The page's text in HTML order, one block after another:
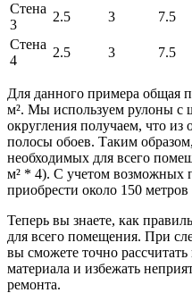
Стена
3
2.5 3 7.5
Стена
4
2.5 3 7.5
Для данного примера общая
м². Мы используем рулоны с
округления получаем, что
полосы обоев. Таким
необходимых для всего
м² * 4). С учетом возможных
приобрести около 150 метров
Теперь вы знаете, как
для всего помещения. При
вы сможете точно
материала и избежать
ремонта.